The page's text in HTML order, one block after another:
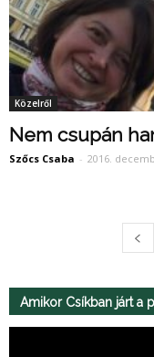
Közelről
Nem csupán
Szőcs Csaba - 2016.
Amikor Csíkban járt a